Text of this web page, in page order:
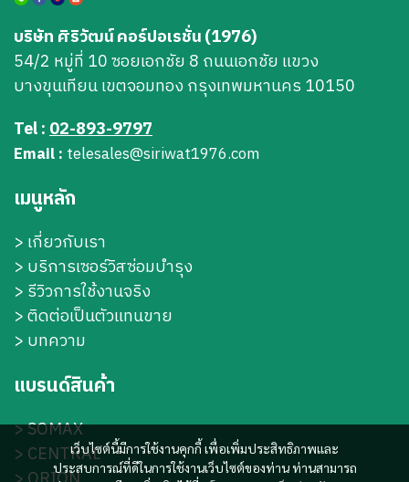
เว็บไซต์นี้มีการใช้งานคุกกี้ เพื่อเพิ่มประสิทธิภาพและ
ประสบการณ์ที่ดีในการใช้งานเว็บไซต์ของท่าน ท่านสามารถ
บริษัท ศิริวัฒน์ คอร์ปอเรชั่น (1976)
54/2 หมู่ที่ 10 ซอยเอกชัย 8 ถนนเอกชัย แขวง
บางขุนเทียน เขตจอมทอง กรุงเทพมหานคร 10150
Tel :02-893-9797
Email : telesales@siriwat1976.com
เมนูหลัก
> เกี่ยวกับเรา
> บริการเซอร์วิสซ่อมบำรุง
> รีวิวการใช้งานจริง
> ติดต่อเป็นตัวแทนขาย
> บทความ
แบรนด์สินค้า
>SOMAX
> CENTRAL